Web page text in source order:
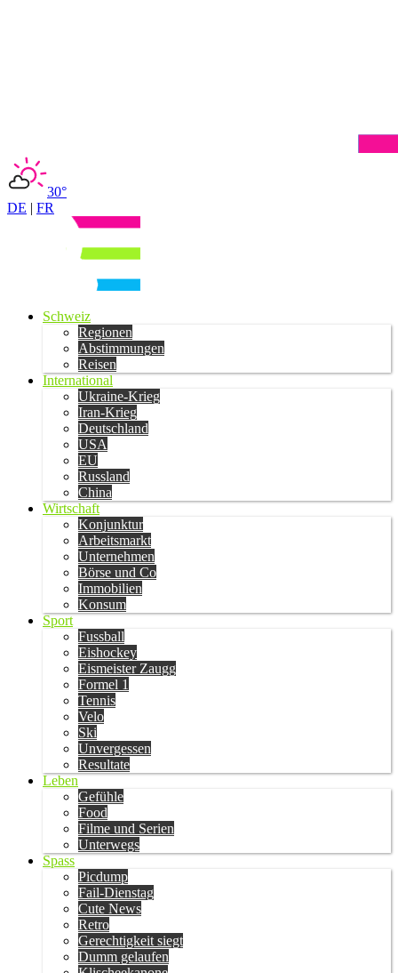
30°
DE | FR
Schweiz
Regionen
Abstimmungen
Reisen
International
Ukraine-Krieg
Iran-Krieg
Deutschland
USA
EU
Russland
China
Wirtschaft
Konjunktur
Arbeitsmarkt
Unternehmen
Börse und Co
Immobilien
Konsum
Sport
Fussball
Eishockey
Eismeister Zaugg
Formel 1
Tennis
Velo
Ski
Unvergessen
Resultate
Leben
Gefühle
Food
Filme und Serien
Unterwegs
Spass
Picdump
Fail-Dienstag
Cute News
Retro
Gerechtigkeit siegt
Dumm gelaufen